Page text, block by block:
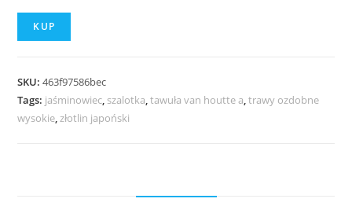
KUP
SKU:463f97586bec
Tags: jaśminowiec, szalotka,tawuła van houtte a,trawy ozdobne
wysokie,złotlin japoński